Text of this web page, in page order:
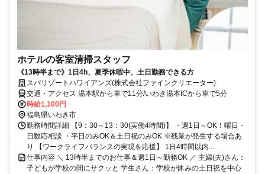
ホテルの客室清掃スタッフ
《13時半まで》1日4h、夏季休暇中、土日勤務できる方
スパリゾートハワイアンズ(株式会社ファインクリエーター)
交通・アクセス 湯本駅から車で11分/いわき湯本ICから車で5分
時給1,100円
福島県いわき市
勤務時間詳細 【9：30～13：30(実働4時間)】 ・週1日～OK！曜日・
日数応相談 ・平日のみOK＆土日祝のみOK ※残業が発生する場合あ
り 【ワークライフバランスの実現を応援】 1日4時間以内...
仕事内容 ＼ 13時半までのお仕事＆週1日～勤務OK ／ 主婦(夫)さん：
子どもが学校の間にサクッと 学生さん：学校が休みの土日祝を中心